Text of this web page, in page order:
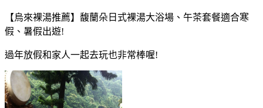
【烏來裸湯推薦】馥蘭朵日式裸湯大浴場、午茶套餐適合寒
假、暑假出遊!
過年放假和家人一起去玩也非常棒喔!